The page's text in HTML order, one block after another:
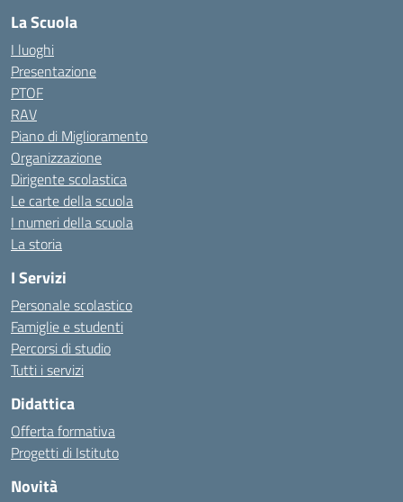
La Scuola
I luoghi
Presentazione
PTOF
RAV
Piano di Miglioramento
Organizzazione
Dirigente scolastica
Le carte della scuola
I numeri della scuola
La storia
I Servizi
Personale scolastico
Famiglie e studenti
Percorsi di studio
Tutti i servizi
Didattica
Offerta formativa
Progetti di Istituto
Novità